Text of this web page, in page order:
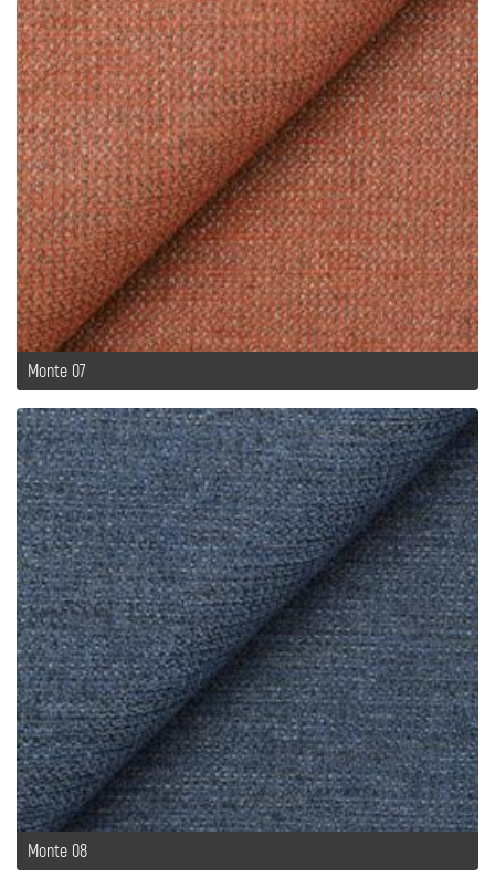
Monte 07
Monte 08